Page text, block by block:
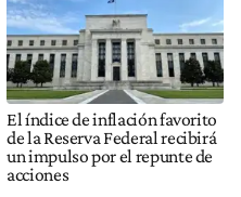
El índice de inflación favorito
de la Reserva Federal recibirá
un impulso por el repunte de
acciones